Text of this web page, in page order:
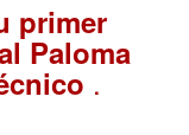
primer
Paloma
.